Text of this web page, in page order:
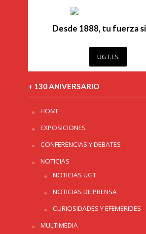
Desde 1888, tu fuerza
UGT.ES
+ 130 ANIVERSARIO
HOME
EXPOSICIONES
CONFERENCIAS Y DEBATES
NOTICIAS
NOTICIAS UGT
NOTICIAS DE PRENSA
CURIOSIDADES Y EFEMERIDES
MULTIMEDIA